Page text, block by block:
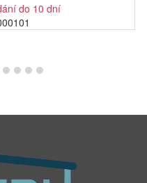
do 10 dní